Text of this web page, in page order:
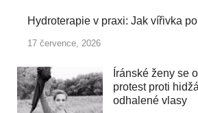
Hydroterapie v praxi: Jak vířivka
17 července, 2026
Íránské ženy se
protest proti
odhalené vlasy